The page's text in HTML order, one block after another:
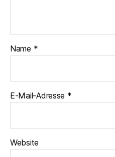
Name *
E-Mail-Adresse *
Website